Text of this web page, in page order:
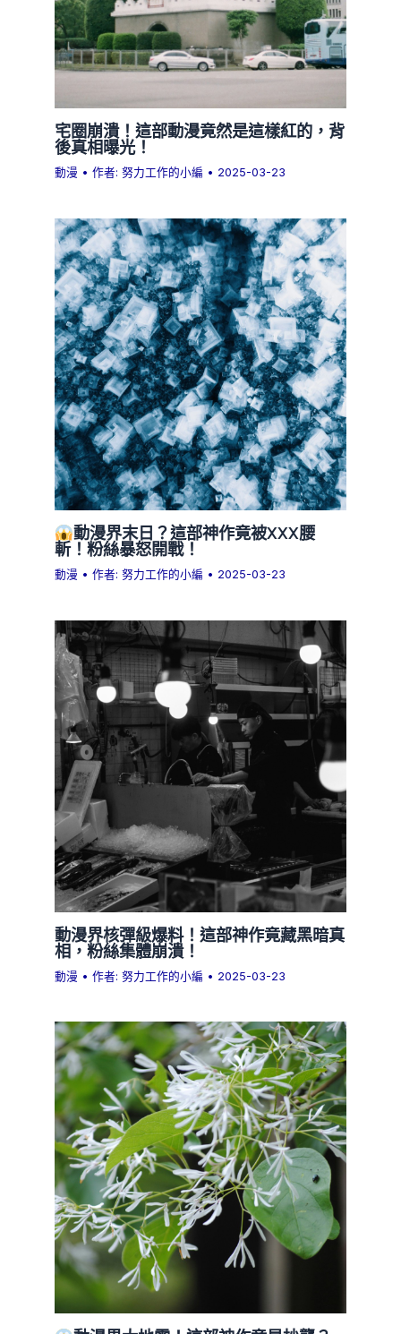
宅圈崩潰！這部動漫竟然是這樣紅的，背
後真相曝光！
動漫 • 作者:努力工作的小編 • 2025-03-23
動漫界末日？這部神作竟被XXX腰
斬！粉絲暴怒開戰！
動漫 • 作者:努力工作的小編 • 2025-03-23
動漫界核彈級爆料！這部神作竟藏黑暗真
相，粉絲集體崩潰！
動漫 • 作者:努力工作的小編 • 2025-03-23